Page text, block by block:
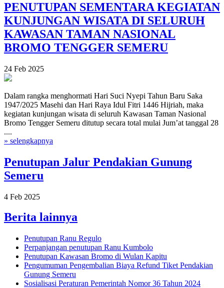
PENUTUPAN SEMENTARA KEGIATAN
KUNJUNGAN WISATA DI SELURUH
KAWASAN TAMAN NASIONAL
BROMO TENGGER SEMERU
24 Feb 2025
Dalam rangka menghormati Hari Suci Nyepi Tahun Baru Saka
1947/2025 Masehi dan Hari Raya Idul Fitri 1446 Hijriah, maka
kegiatan kunjungan wisata di seluruh Kawasan Taman Nasional
Bromo Tengger Semeru ditutup secara total mulai Jum’at tanggal 28
....
» selengkapnya
Penutupan Jalur Pendakian Gunung
Semeru
4 Feb 2025
Berita lainnya
Penutupan Ranu Regulo
Perpanjangan penutupan Ranu Kumbolo
Penutupan Kawasan Bromo di Wulan Kapitu
Pengumuman Pengembalian Biaya Refund Tiket Pendakian
Gunung Semeru
Sosialisasi Peraturan Pemerintah Nomor 36 Tahun 2024